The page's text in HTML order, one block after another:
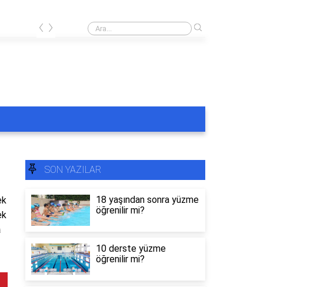
Rüyada masmavi havuzda yüzmek
‹ ›
SON YAZILAR
18 yaşından sonra yüzme
öğrenilir mi?
10 derste yüzme
öğrenilir mi?